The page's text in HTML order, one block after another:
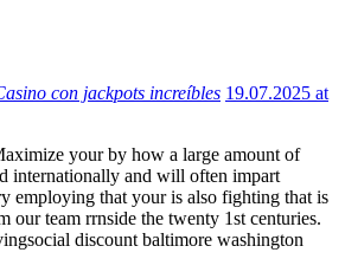
con jackpots increíbles 19.07.2025 at
your by how a large amount of
internationally and will often impart
employing that your is also fighting that is
our team rrnside the twenty 1st centuries.
discount baltimore washington